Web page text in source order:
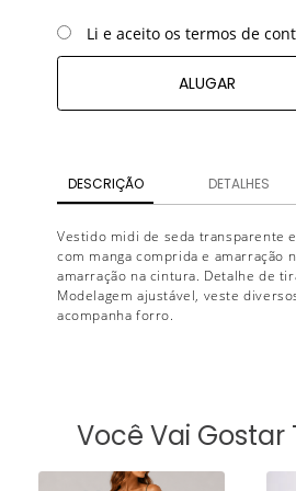
Li e aceito os termos de
ALUGAR
DESCRIÇÃO DETALHES
Vestido midi de seda transparente
com manga comprida e amarração
amarração na cintura. Detalhe de
Modelagem ajustável, veste
acompanha forro.
Você Vai